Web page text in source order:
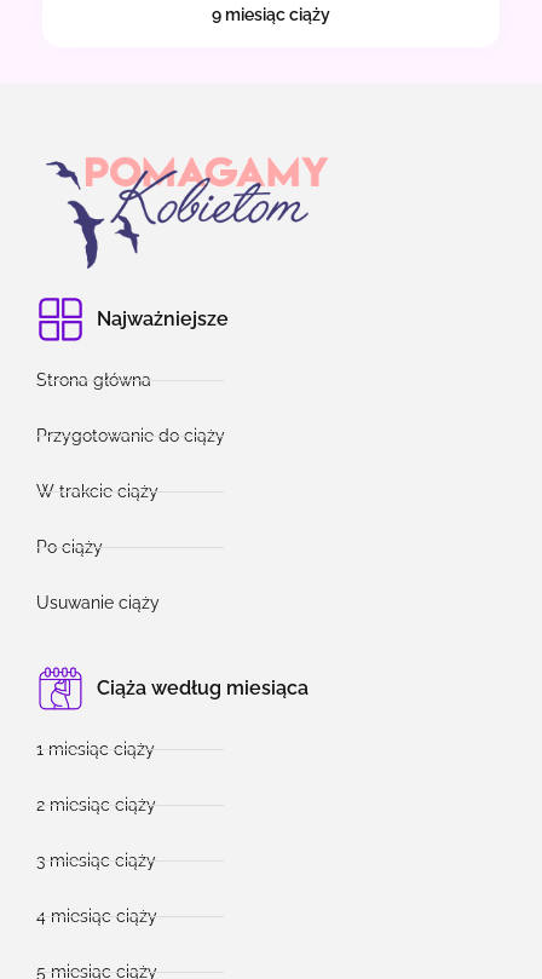
9 miesiąc ciąży
Najważniejsze
Strona główna
Przygotowanie do ciąży
W trakcie ciąży
Po ciąży
Usuwanie ciąży
Ciąża według miesiąca
1 miesiąc ciąży
2 miesiąc ciąży
3 miesiąc ciąży
4 miesiąc ciąży
5 miesiąc ciąży